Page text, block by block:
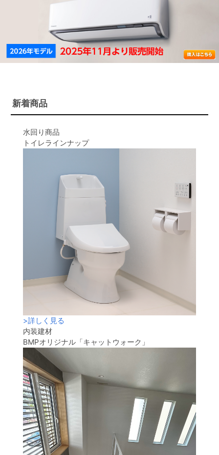
新着商品
水回り商品
トイレラインナップ
>詳しく見る
内装建材
BMPオリジナル「キャットウォーク」